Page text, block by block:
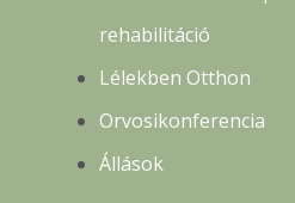
rehabilitáció
Lélekben Otthon
Orvosikonferencia
Állások